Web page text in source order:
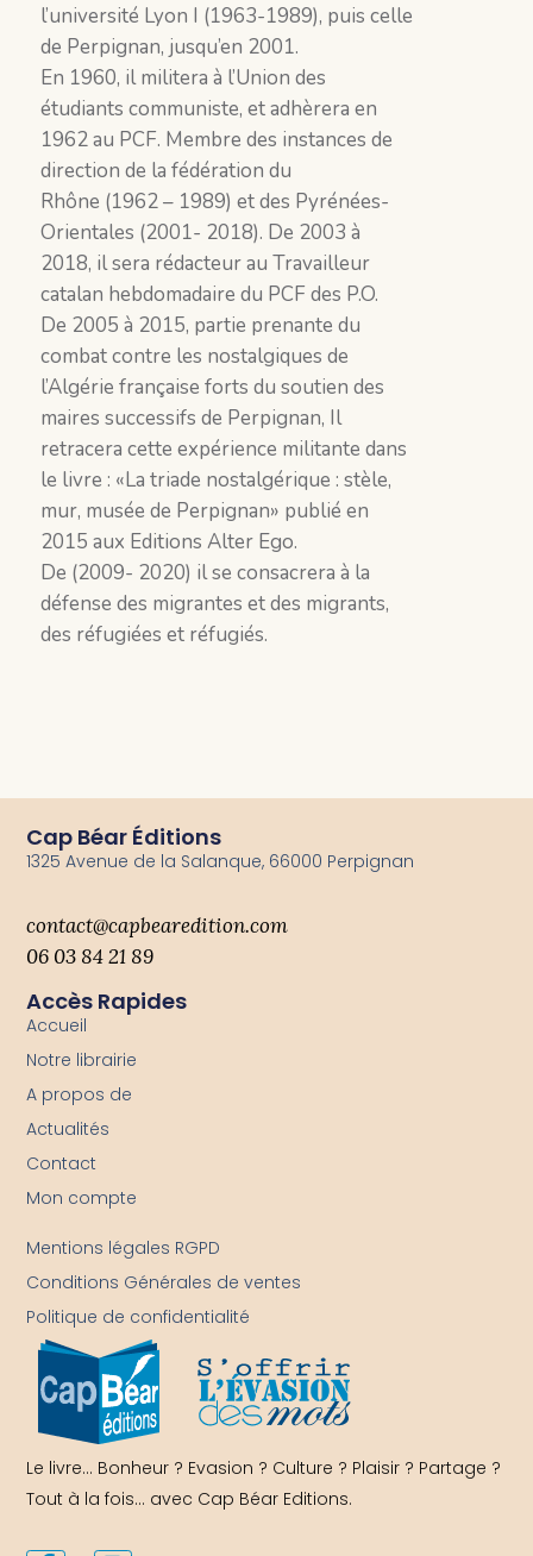
l’université Lyon I (1963-1989), puis celle
de Perpignan, jusqu’en 2001.
En 1960, il militera à l’Union des
étudiants communiste, et adhèrera en
1962 au PCF. Membre des instances de
direction de la fédération du
Rhône (1962 – 1989) et des Pyrénées-
Orientales (2001- 2018). De 2003 à
2018, il sera rédacteur au Travailleur
catalan hebdomadaire du PCF des P.O.
De 2005 à 2015, partie prenante du
combat contre les nostalgiques de
l’Algérie française forts du soutien des
maires successifs de Perpignan, Il
retracera cette expérience militante dans
le livre : «La triade nostalgérique : stèle,
mur, musée de Perpignan» publié en
2015 aux Editions Alter Ego.
De (2009- 2020) il se consacrera à la
défense des migrantes et des migrants,
des réfugiées et réfugiés.
Le livre… Bonheur ? Evasion ? Culture ? Plaisir ? Partage ?
Tout à la fois… avec Cap Béar Editions.
Accès Rapides
Accueil
Notre librairie
A propos de
Actualités
Contact
Mon compte
Mentions légales RGPD
Conditions Générales de ventes
Politique de confidentialité
Cap Béar Éditions
1325 Avenue de la Salanque, 66000 Perpignan
contact@capbearedition.com
06 03 84 21 89